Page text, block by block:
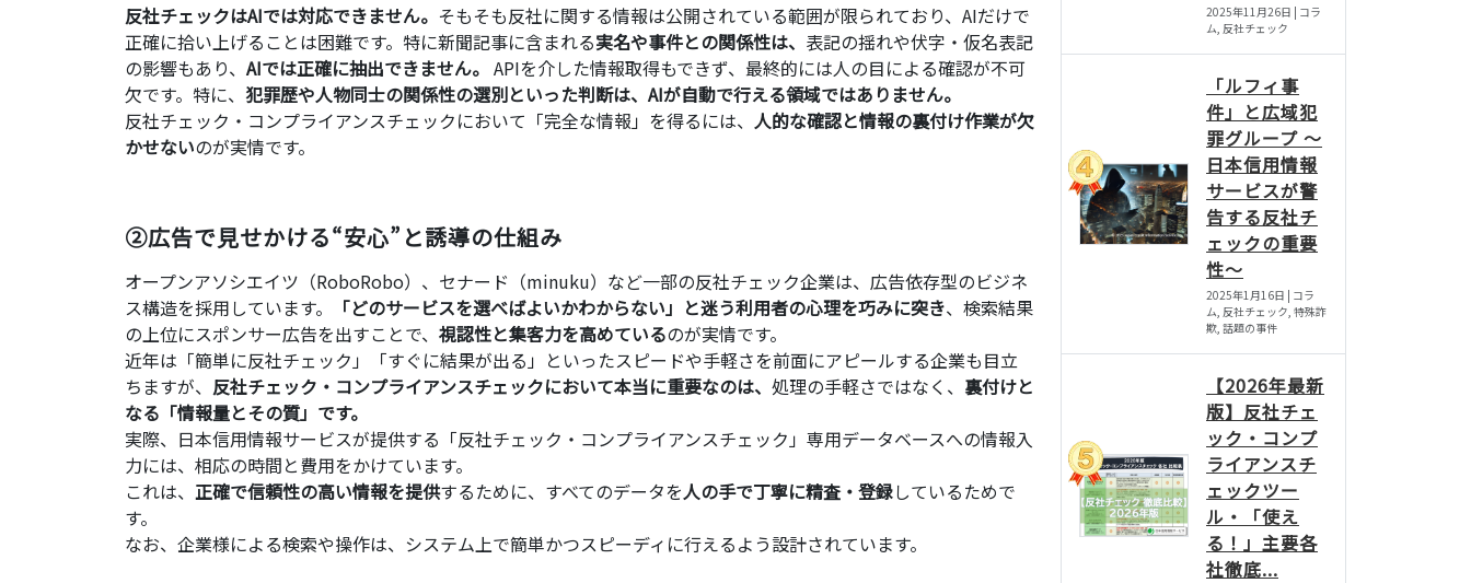
反社チェックはAIでは対応できません。 そもそも反社に関する情報は公開されている範囲が限られており、AIだけで
正確に拾い上げることは困難です。特に新聞記事に含まれる実名や事件との関係性は、 表記の揺れや伏字・仮名表記
の影響もあり、 AIでは正確に抽出できません。 APIを介した情報取得もできず、最終的には人の目による確認が不可
欠です。特に、 犯罪歴や人物同士の関係性の選別といった判断は、AIが自動で行える領域ではありません。
反社チェック・コンプライアンスチェックにおいて「完全な情報」を得るには、 人的な確認と情報の裏付け作業が欠
かせないのが実情です。
②広告で見せかける“安心”と誘導の仕組み
オープンアソシエイツ（RoboRobo）、セナード（minuku）など一部の反社チェック企業は、広告依存型のビジネ
ス構造を採用しています。
「どのサービスを選べばよいかわからない」と迷う利用者の心理を巧みに突き、検索結果
の上位にスポンサー広告を出すことで、 視認性と集客力を高めているのが実情です。
近年は「簡単に反社チェック」「すぐに結果が出る」といったスピードや手軽さを前面にアピールする企業も目立
ちますが、 反社チェック・コンプライアンスチェックにおいて本当に重要なのは、 処理の手軽さではなく、 裏付けと
なる「情報量とその質」です。
実際、日本信用情報サービスが提供する「反社チェック・コンプライアンスチェック」専用データベースへの情報入
力には、相応の時間と費用をかけています。
これは、 正確で信頼性の高い情報を提供するために、すべてのデータを人の手で丁寧に精査・登録しているためで
す。
なお、企業様による検索や操作は、システム上で簡単かつスピーディに行えるよう設計されています。
2025年11月26日 | コラ
ム, 反社チェック
「ルフィ事
件」と広域犯
罪グループ 〜
日本信用情報
サービスが警
告する反社チ
ェックの重要
性〜
2025年1月16日 | コラ
ム, 反社チェック, 特殊詐
欺, 話題の事件
【2026年最新
版】反社チェ
ック・コンプ
ライアンスチ
ェックツー
ル・「使え
る！」主要各
社徹底...